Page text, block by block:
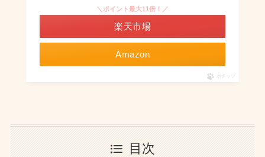
Amazon
＼ポイント最大11倍！／
楽天市場
ポチップ
目次